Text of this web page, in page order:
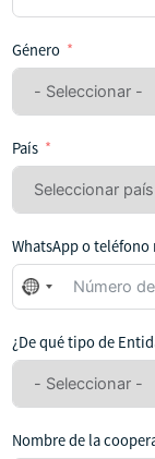
Género
País
WhatsApp o teléfono
No
se
seleccionado
ningún
¿De qué tipo de
Nombre de la